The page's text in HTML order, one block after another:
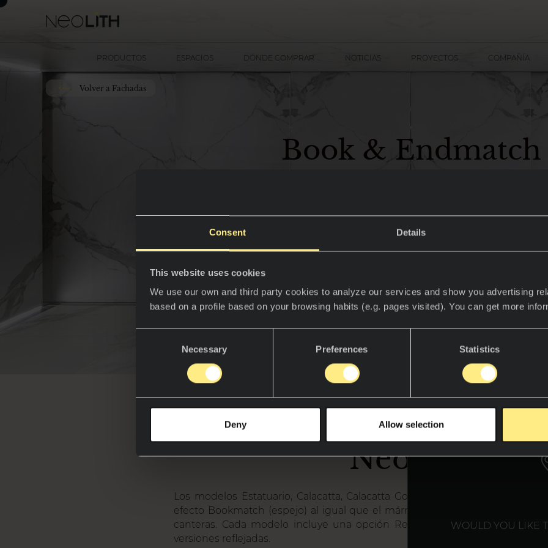
Consent Details
This website uses cookies
We use our own and third party cookies to analyze our services and show you advertising
based on a profile based on your browsing habits (e.g. pages visited). You can get more
Necessary Preferences Statistics
Deny Allow selection
PRODUCTOS ESPACIOS DÓNDE COMPRAR NOTICIAS PROYECTOS COMPAÑÍA
WOULD YOU LIKE
Book & Endmatch
¿Qué es Book &
Neolith?
Los modelos Estatuario, Calacatta, Calacatta Gold y Blanco Carrara
efecto Bookmatch (espejo) al igual que el mármol natural puede extraerse
canteras. Cada modelo incluye una opción Reverso (indicada con una
versiones reflejadas.
Volver a Fachadas